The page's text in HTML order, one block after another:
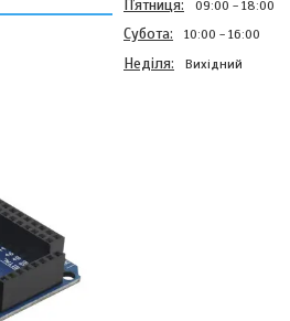
Пʼятниця 09:00 18:00
Субота 10:00 16:00
Неділя Вихідний